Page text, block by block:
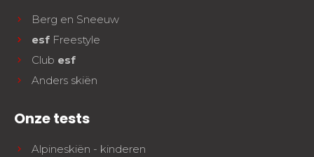
Berg en Sneeuw
esf Freestyle
Club esf
Anders skiën
Onze tests
Alpineskiën - kinderen